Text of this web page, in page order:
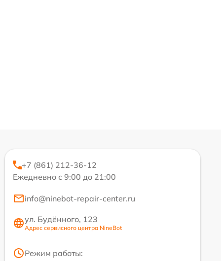
+7 (861) 212-36-12
Ежедневно с 9:00 до 21:00
info@ninebot-repair-center.ru
ул. Будённого, 123
Адрес сервисного центра NineBot
Режим работы: